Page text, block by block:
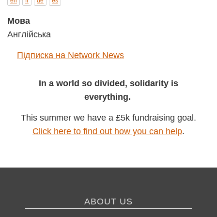
Мова
Англійська
Підписка на Network News
In a world so divided, solidarity is
everything.
This summer we have a £5k fundraising goal.
Click here to find out how you can help.
ABOUT US